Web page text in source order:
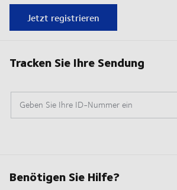
Jetzt registrieren
Tracken Sie Ihre Sendung
Geben Sie Ihre ID-Nummer ein
Benötigen Sie Hilfe?